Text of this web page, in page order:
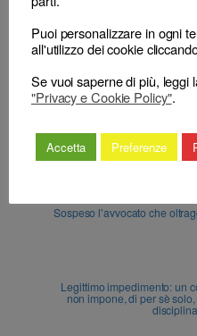
Sospeso l’avvocato che
Legittimo impedimento: un
non impone, di per sè
Puoi personalizzare in ogni
all'utilizzo dei cookie
Se vuoi saperne di più, leggi
"Privacy e Cookie Policy".
Accetta Preferenze